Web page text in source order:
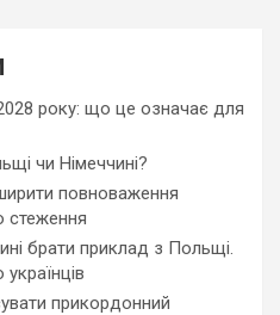
року: що це означає для
чи Німеччині?
повноваження
стеження
брати приклад з Польщі.
прикордонний